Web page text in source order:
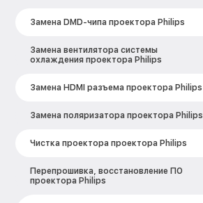
Замена DMD-чипа проектора Philips
Замена вентилятора системы
охлаждения проектора Philips
Замена HDMI разъема проектора Philips
Замена поляризатора проектора Philips
Чистка проектора проектора Philips
Перепрошивка, восстановление ПО
проектора Philips